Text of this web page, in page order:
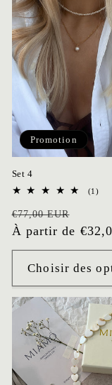
t
i
n
:
Promotion
Set 4
(1)1
Prix
habituel
€77,00 EUR
À partir de
Choisir des